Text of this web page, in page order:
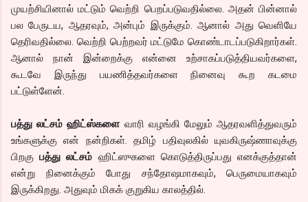
முயற்சியினால் மட்டும் வெற்றி பெறப்படுவதில்லை. அதன் பின்னால்
பல பேருடய, ஆதரவும், அன்பும் இருக்கும். ஆனால் அது வெளியே
தெரிவதில்லை. வெற்றி பெற்றவர் மட்டுமே கொண்டாடப்படுகிறார்கள்.
ஆனால் நான் இன்றைக்கு என்னை உற்சாகப்படுத்தியவர்களை,
கூடவே இருந்து பயணித்தவர்களை நினைவு கூற கடமை
பட்டுள்ளேன்.
பத்து லட்சம் ஹிட்ஸ்களைவாரி வழங்கி மேலும் ஆதரவளித்துவரும்
உங்களுக்கு என் நன்றிகள். தமிழ் பதிவுலகில் யுவகிருஷ்ணாவுக்கு
பிறகுபத்து லட்சம் ஹிட்ஸுகளை கொடுத்திருப்பது எனக்குத்தான்
என்று நினைக்கும் போது சந்தோஷமாகவும், பெருமையாகவும்
இருக்கிறது. அதுவும் மிகக் குறுகிய காலத்தில்.